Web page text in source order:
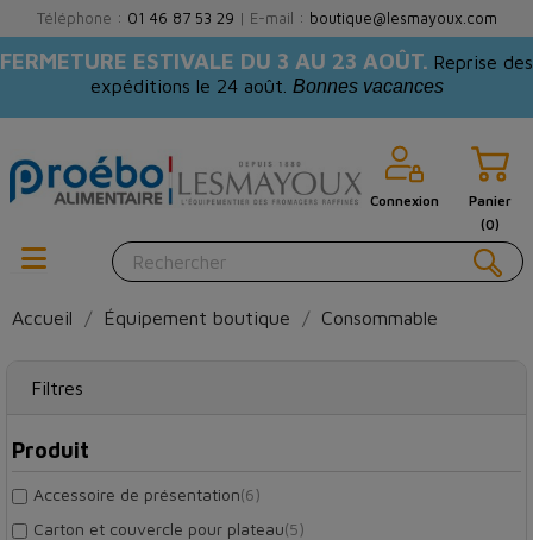
Téléphone : 01 46 87 53 29 | E-mail : boutique@lesmayoux.com
FERMETURE ESTIVALE DU 3 AU 23 AOÛT. Reprise des
expéditions le 24 août. Bonnes vacances
Connexion
Panier
(0)
Accueil Équipement boutique Consommable
Filtres
Produit
Accessoire de présentation(6)
Carton et couvercle pour plateau(5)